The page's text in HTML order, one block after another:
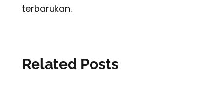
terbarukan.
Related Posts